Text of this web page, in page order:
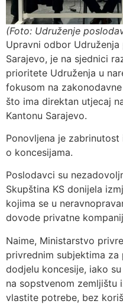
(Foto: Udruženje
Upravni odbor
Sarajevo, je na sjednici
prioritete Udruženja u
fokusom na
što ima direktan utjecaj
Kantonu Sarajevo.
Ponovljena je
o koncesijama.
Poslodavci su
Skupština KS donijela
kojima se u
dovode privatne
Naime, Ministarstvo
privrednim subjektima za
dodjelu koncesije, iako
na sopstvenom zemljištu
vlastite potrebe, bez